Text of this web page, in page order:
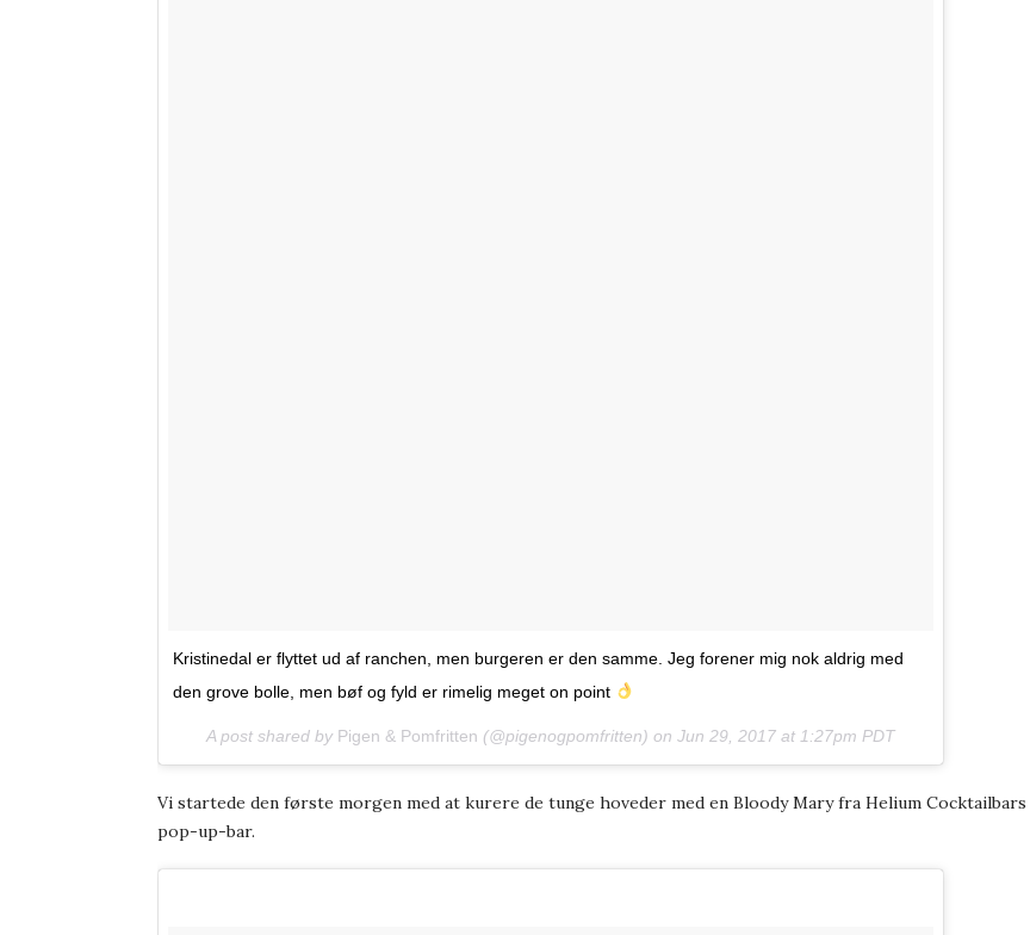
Kristinedal er flyttet ud af ranchen, men burgeren er den samme. Jeg forener mig nok aldrig med
den grove bolle, men bøf og fyld er rimelig meget on point
A post shared by Pigen & Pomfritten (@pigenogpomfritten) on Jun 29, 2017 at 1:27pm PDT
Vi startede den første morgen med at kurere de tunge hoveder med en Bloody Mary fra Helium Cocktailbars
pop-up-bar.